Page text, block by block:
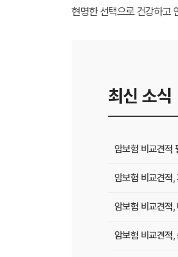
현명한 선택으로 건강하고
최신 소식
암보험 비교견적
암보험 비교견적,
암보험 비교견적,
암보험 비교견적,